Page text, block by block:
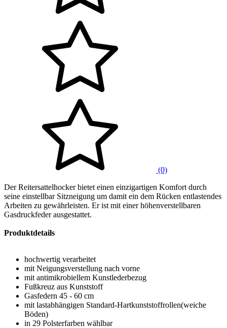
(0)
Der Reitersattelhocker bietet einen einzigartigen Komfort durch
seine einstellbar Sitzneigung um damit ein dem Rücken entlastendes
Arbeiten zu gewährleisten. Er ist mit einer höhenverstellbaren
Gasdruckfeder ausgestattet.
Produktdetails
hochwertig verarbeitet
mit Neigungsverstellung nach vorne
mit antimikrobiellem Kunstlederbezug
Fußkreuz aus Kunststoff
Gasfedern 45 - 60 cm
mit lastabhängigen Standard-Hartkunststoffrollen(weiche
Böden)
in 29 Polsterfarben wählbar